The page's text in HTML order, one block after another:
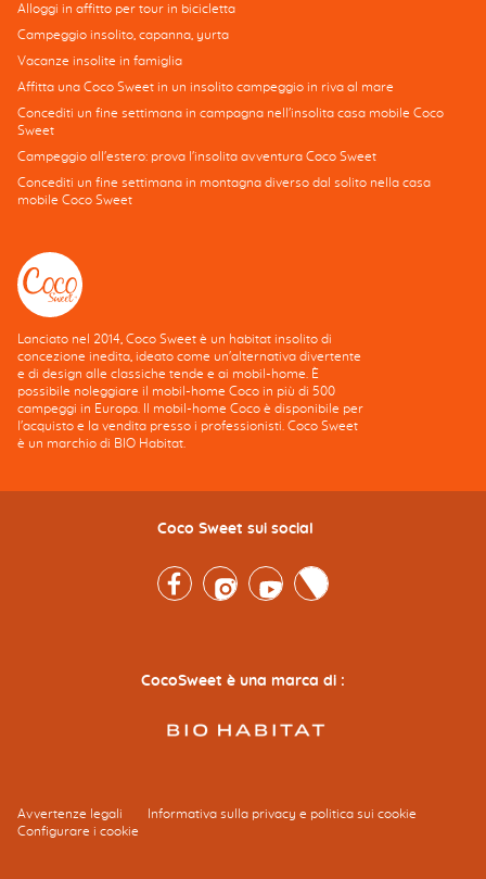
Alloggi in affitto per tour in bicicletta
Campeggio insolito, capanna, yurta
Vacanze insolite in famiglia
Affitta una Coco Sweet in un insolito campeggio in riva al mare
Concediti un fine settimana in campagna nell'insolita casa mobile Coco
Sweet
Campeggio all'estero: prova l'insolita avventura Coco Sweet
Concediti un fine settimana in montagna diverso dal solito nella casa
mobile Coco Sweet
Lanciato nel 2014, Coco Sweet è un habitat insolito di
concezione inedita, ideato come un'alternativa divertente
e di design alle classiche tende e ai mobil-home. È
possibile noleggiare il mobil-home Coco in più di 500
campeggi in Europa. Il mobil-home Coco è disponibile per
l'acquisto e la vendita presso i professionisti. Coco Sweet
è un marchio di BIO Habitat.
Coco Sweet sui social
FacebookInstagramYoutubeTwitter
CocoSweet è una marca di :
Avvertenze legali
Informativa sulla privacy e politica sui cookie
Configurare i cookie